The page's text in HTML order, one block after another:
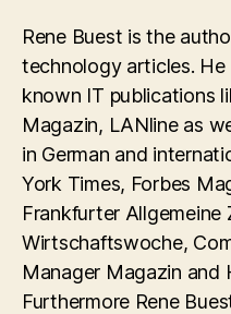
Rene Buest is the
technology articles.
known IT publications
Magazin, LANline as
in German and
York Times, Forbes
Frankfurter Allgemeine
Wirtschaftswoche,
Manager Magazin and
Furthermore Rene